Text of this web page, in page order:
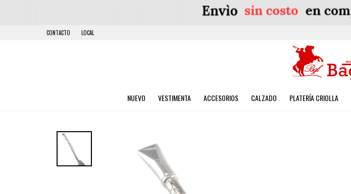
NUEVO VESTIMENTA ACCESORIOS CALZADO PLATERÍA CRIOLLA
CONTACTO LOCAL